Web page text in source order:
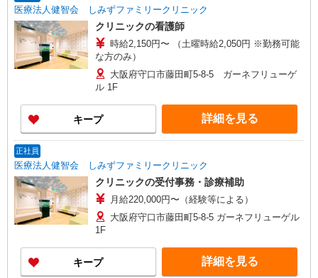
医療法人健智会 しみずファミリークリニック
クリニックの看護師
時給2,150円〜 （土曜時給2,050円 ※勤務可能
な方のみ）
大阪府守口市藤田町5-8-5 ガーネフリューゲ
ル 1F
キープ 詳細を見る
正社員
医療法人健智会 しみずファミリークリニック
クリニックの受付事務・診療補助
月給220,000円〜（経験等による）
大阪府守口市藤田町5-8-5 ガーネフリューゲル
1F
キープ 詳細を見る